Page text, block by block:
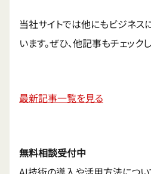
当社サイトでは他にもビジネス
います。ぜひ、他記事もチェック
最新記事一覧を見る
無料相談受付中